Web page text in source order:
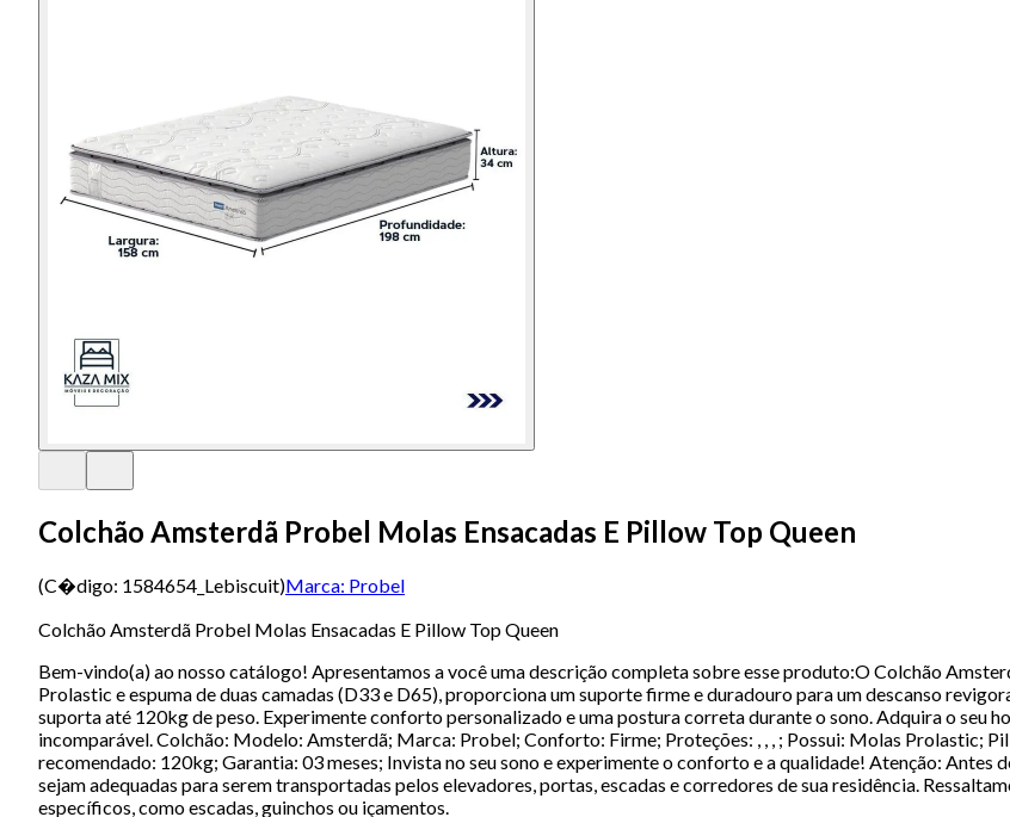
Colchão Amsterdã Probel Molas Ensacadas E Pillow Top Queen
(C�digo: 1584654_Lebiscuit)Marca: Probel
Colchão Amsterdã Probel Molas Ensacadas E Pillow Top Queen
Bem-vindo(a) ao nosso catálogo! Apresentamos a você uma descrição completa sobre esse produto:O Colchão
Prolastic e espuma de duas camadas (D33 e D65), proporciona um suporte firme e duradouro para um descanso
suporta até 120kg de peso. Experimente conforto personalizado e uma postura correta durante o sono. Adquira o seu
incomparável. Colchão: Modelo: Amsterdã; Marca: Probel; Conforto: Firme; Proteções: , , , ; Possui: Molas Prolastic;
recomendado: 120kg; Garantia: 03 meses; Invista no seu sono e experimente o conforto e a qualidade! Atenção:
sejam adequadas para serem transportadas pelos elevadores, portas, escadas e corredores de sua residência.
específicos, como escadas, guinchos ou içamentos.